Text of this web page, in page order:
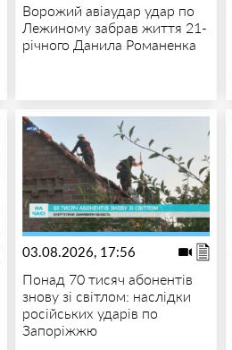
Ворожий авіаудар удар по
Лежиному забрав життя 21-
річного Данила Романенка
03.08.2026, 17:56
Понад 70 тисяч абонентів
знову зі світлом: наслідки
російських ударів по
Запоріжжю